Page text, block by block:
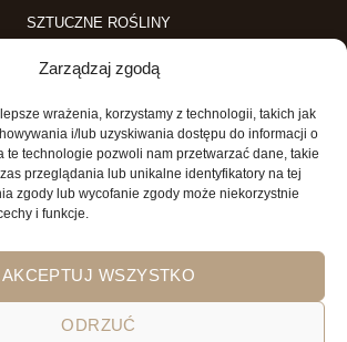
Zarządzaj zgodą
wrażenia, korzystamy z technologii, takich jak
i/lub uzyskiwania dostępu do informacji o
te technologie pozwoli nam przetwarzać dane, takie
przeglądania lub unikalne identyfikatory na tej
zgody lub wycofanie zgody może niekorzystnie
i funkcje.
AKCEPTUJ WSZYSTKO
ODRZUĆ
SZTUCZNE ROŚLINY
ROŚLINY DONICZKOWE
MINI OGRODY
MINI OGRÓD DLA DZIECI